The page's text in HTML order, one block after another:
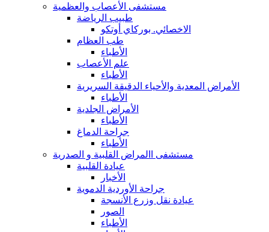
مستشفى الأعصاب والعظمية
طبيب الرياضة
الاخصائي. بوركاي أوتكو
طب العظام
الأطباء
علم الأعصاب
الأطباء
الأمراض المعدية والأحياء الدقيقة السريرية
الأطباء
الأمراض الجلدية
الأطباء
جراحة الدماغ
الأطباء
مستشفى االمراض القلبية و الصدرية
عيادة القلبية
الأخبار
جراحة الأوردية الدموية
عيادة نقل وزرع الأنسجة
الصور
الأطباء